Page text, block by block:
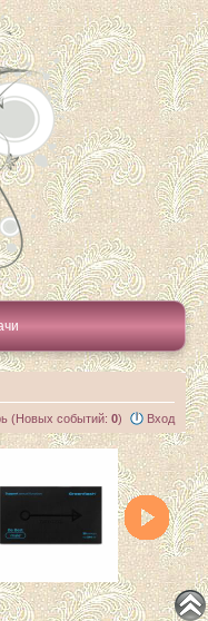
(Новых событий: 0) Вход